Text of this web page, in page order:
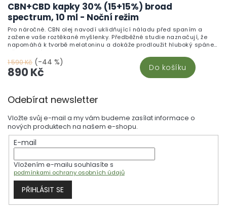
CBN+CBD kapky 30% (15+15%) broad
spectrum, 10 ml - Noční režim
1 590 Kč (-44 %)
890 Kč Do košíku
Pro náročné. CBN olej navodí uklidňující náladu před spaním a
zažene vaše roztěkané myšlenky. Předběžné studie naznačují, že
napomáhá k tvorbě melatoninu a dokáže prodloužit hluboký spánek
až o dvojnásobek.
Odebírat newsletter
Vložte svůj e-mail a my vám budeme zasílat informace o
nových produktech na našem e-shopu.
E-mail
Vložením e-mailu souhlasíte s
podmínkami ochrany osobních údajů
PŘIHLÁSIT SE